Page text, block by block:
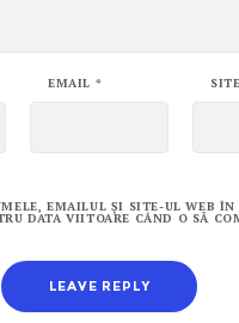
EMAIL *
EMAILUL ȘI SITE-UL WEB ÎN
DATA VIITOARE CÂND O SĂ